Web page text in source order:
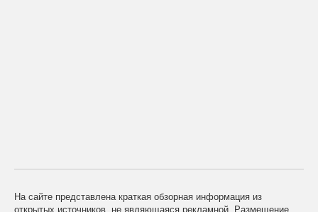
На сайте представлена краткая обзорная информация из
открытых источников, не являющаяся рекламной. Размещение